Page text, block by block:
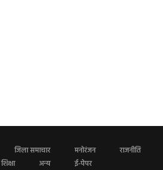
जिला समाचार मनोरंजन
राजनीति
शिक्षा अन्य ई-पेपर